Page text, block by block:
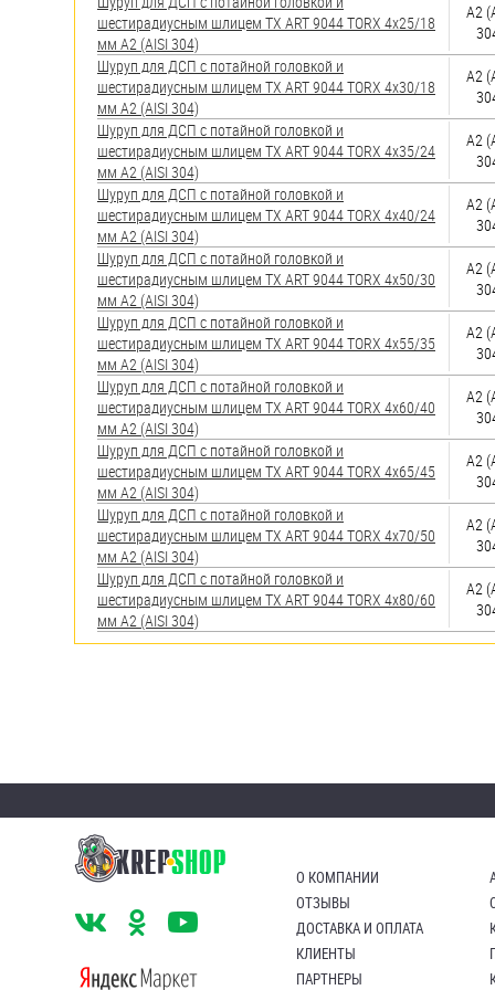
Пробки
Саморезы и шурупы
Стопорные кольца
Такелаж
Хомуты
Шайбы
Шпильки
Шплинты
Штифты и пальцы
шестирадиусным шлицем TX ART 9044 TORX 4х25/18
мм А2 (AISI 304)
А2
Шуруп для ДСП с потайной головкой и
шестирадиусным шлицем TX ART 9044 TORX 4х30/18
мм А2 (AISI 304)
А2
Шуруп для ДСП с потайной головкой и
шестирадиусным шлицем TX ART 9044 TORX 4х35/24
мм А2 (AISI 304)
А2
Шуруп для ДСП с потайной головкой и
шестирадиусным шлицем TX ART 9044 TORX 4х40/24
мм А2 (AISI 304)
А2
Шуруп для ДСП с потайной головкой и
шестирадиусным шлицем TX ART 9044 TORX 4х50/30
мм А2 (AISI 304)
А2
Шуруп для ДСП с потайной головкой и
шестирадиусным шлицем TX ART 9044 TORX 4х55/35
мм А2 (AISI 304)
А2
Шуруп для ДСП с потайной головкой и
шестирадиусным шлицем TX ART 9044 TORX 4х60/40
мм А2 (AISI 304)
А2
Шуруп для ДСП с потайной головкой и
шестирадиусным шлицем TX ART 9044 TORX 4х65/45
мм А2 (AISI 304)
А2
Шуруп для ДСП с потайной головкой и
шестирадиусным шлицем TX ART 9044 TORX 4х70/50
мм А2 (AISI 304)
А2
Шуруп для ДСП с потайной головкой и
шестирадиусным шлицем TX ART 9044 TORX 4х80/60
мм А2 (AISI 304)
А2
О КОМПАНИИ
ОТЗЫВЫ
ДОСТАВКА И ОПЛАТА
КЛИЕНТЫ
ПАРТНЕРЫ